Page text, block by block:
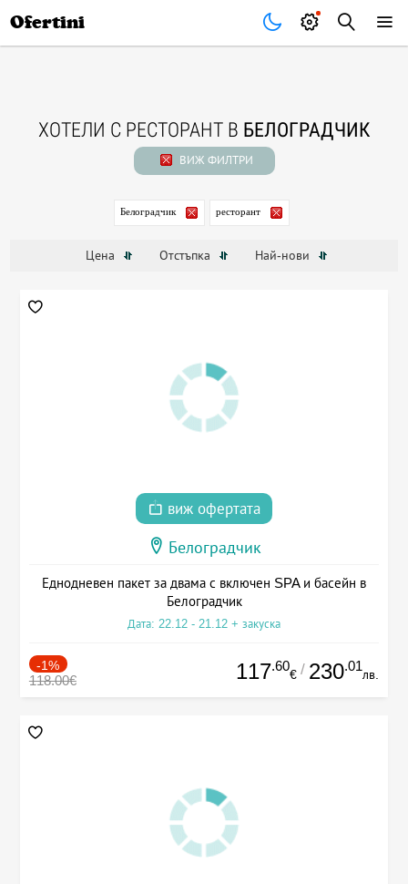
Ofertini
ХОТЕЛИ С РЕСТОРАНТ В БЕЛОГРАДЧИК
ВИЖ ФИЛТРИ
Белоградчик ресторант
Цена Отстъпка Най-нови
виж офертата
Белоградчик
Еднодневен пакет за двама с включен SPA и басейн в
Белоградчик
Дата: 22.12 - 21.12 + закуска
-1%
118.00€ 117.60
€ / 230.01
лв.